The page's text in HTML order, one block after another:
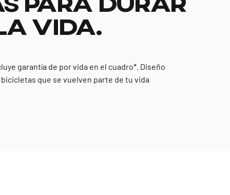
VIDA.
garantía de por vida en el cuadro*. Diseño
que se vuelven parte de tu vida